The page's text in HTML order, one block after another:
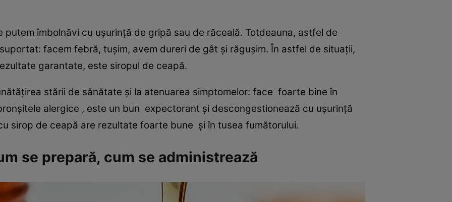
putem îmbolnăvi cu ușurință de gripă sau de răceală. Totdeauna, astfel de
facem febră, tușim, avem dureri de gât și răgușim. În astfel de situații,
garantate, este siropul de ceapă.
stării de sănătate și la atenuarea simptomelor: face foarte bine în
alergice , este un bun expectorant și descongestionează cu ușurință
sirop de ceapă are rezultate foarte bune și în tusea fumătorului.
se prepară, cum se administrează